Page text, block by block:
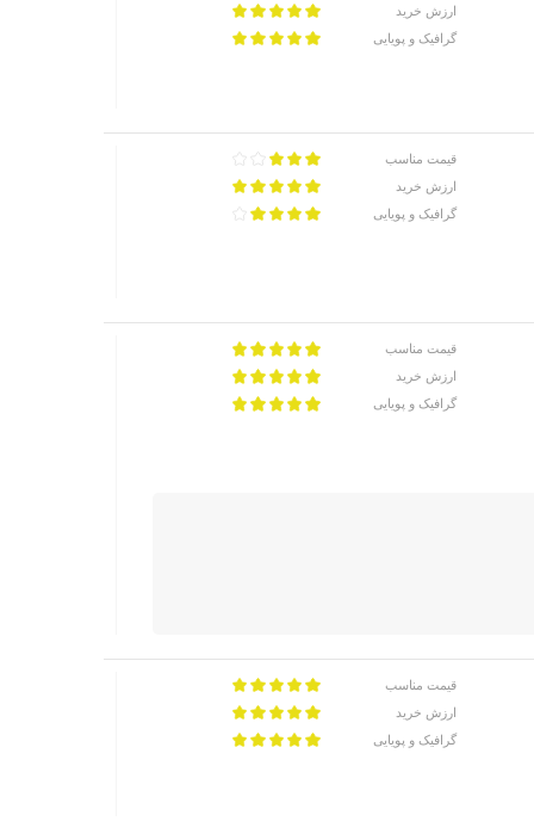
ارزش خرید
گرافیک و پویایی
قیمت مناسب
ارزش خرید
گرافیک و پویایی
قیمت مناسب
ارزش خرید
گرافیک و پویایی
قیمت مناسب
ارزش خرید
گرافیک و پویایی